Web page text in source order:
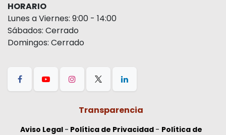
HORARIO
Lunes a Viernes: 9:00 - 14:00
Sábados: Cerrado
Domingos: Cerrado
Transparencia
Aviso Legal- Política de Privacidad - Política de